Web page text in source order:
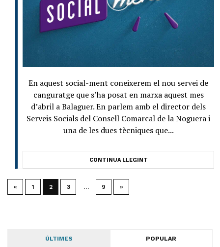
En aquest social-ment coneixerem el nou servei de
canguratge que s’ha posat en marxa aquest mes
d’abril a Balaguer. En parlem amb el director dels
Serveis Socials del Consell Comarcal de la Noguera i
una de les dues tècniques que...
CONTINUA LLEGINT
« 1 2 3 … 9 »
ÚLTIMES POPULAR